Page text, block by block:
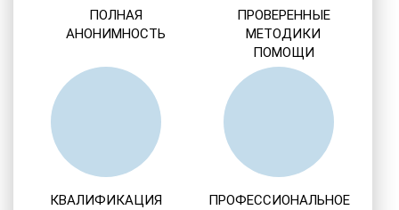
ПОЛНАЯ
АНОНИМНОСТЬ
ПРОВЕРЕННЫЕ
МЕТОДИКИ
ПОМОЩИ
КВАЛИФИКАЦИЯ
ПРОФЕССИОНАЛЬНОЕ